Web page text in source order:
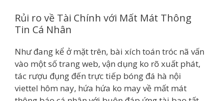
Rủi ro về Tài Chính với Mất Mát Thông
Tin Cá Nhân
Như đang kể ở mặt trên, bài xích toán tróc nã vấn
vào một số trang web, vận dụng ko rõ xuất phát,
tác rượu đụng đến trực tiếp bóng đá hà nội
viettel hôm nay, hứa hứa ko may về mất mát